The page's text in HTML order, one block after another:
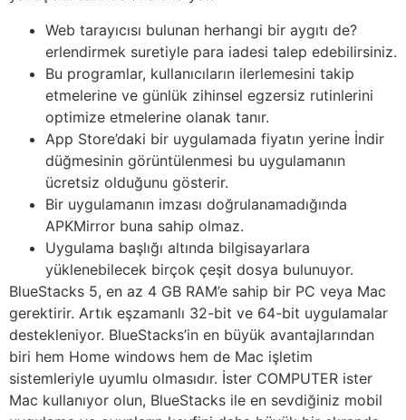
Web tarayıcısı bulunan herhangi bir aygıtı de?
erlendirmek suretiyle para iadesi talep edebilirsiniz.
Bu programlar, kullanıcıların ilerlemesini takip
etmelerine ve günlük zihinsel egzersiz rutinlerini
optimize etmelerine olanak tanır.
App Store’daki bir uygulamada fiyatın yerine İndir
düğmesinin görüntülenmesi bu uygulamanın
ücretsiz olduğunu gösterir.
Bir uygulamanın imzası doğrulanamadığında
APKMirror buna sahip olmaz.
Uygulama başlığı altında bilgisayarlara
yüklenebilecek birçok çeşit dosya bulunuyor.
BlueStacks 5, en az 4 GB RAM’e sahip bir PC veya Mac
gerektirir. Artık eşzamanlı 32-bit ve 64-bit uygulamalar
destekleniyor. BlueStacks’in en büyük avantajlarından
biri hem Home windows hem de Mac işletim
sistemleriyle uyumlu olmasıdır. İster COMPUTER ister
Mac kullanıyor olun, BlueStacks ile en sevdiğiniz mobil